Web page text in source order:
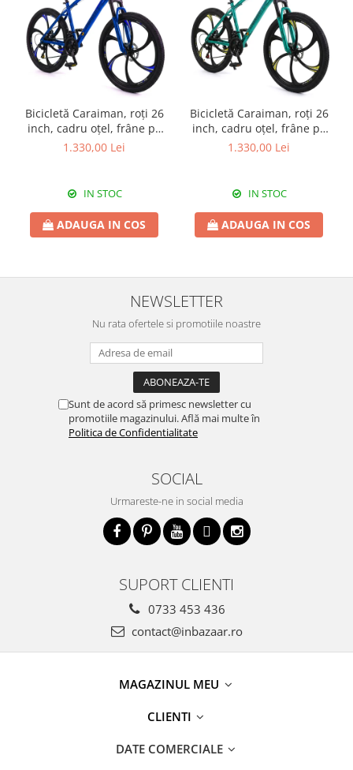
Bicicletă Caraiman, roți 26
inch, cadru oțel, frâne pe
disc, bleumarin, BC125
1.330,00 Lei
IN STOC
ADAUGA IN COS
Bicicletă Caraiman, roți 26
inch, cadru oțel, frâne pe
disc, turcoaz, BC123
1.330,00 Lei
IN STOC
ADAUGA IN COS
NEWSLETTER
Nu rata ofertele si promotiile noastre
Sunt de acord să primesc newsletter cu
promotiile magazinului. Află mai multe în
Politica de Confidentialitate
SOCIAL
Urmareste-ne in social media
SUPORT CLIENTI
0733 453 436
contact@inbazaar.ro
MAGAZINUL MEU
CLIENTI
DATE COMERCIALE